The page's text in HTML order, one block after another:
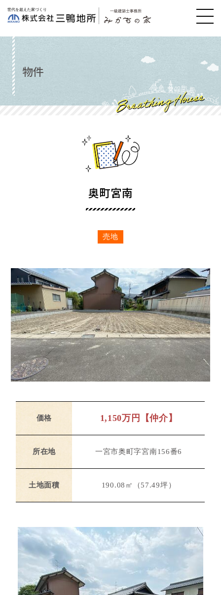
物件
奥町宮南
売地
価格 1,150万円【仲介】
所在地 一宮市奥町字宮南156番6
土地面積 190.08㎡（57.49坪）